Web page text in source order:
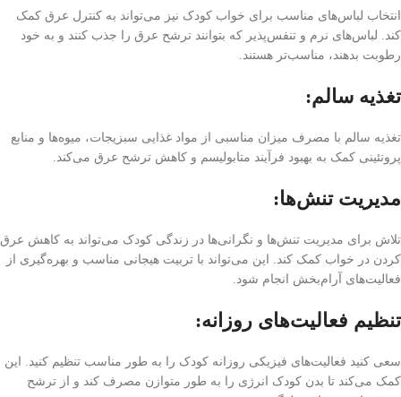
انتخاب لباس‌های مناسب برای خواب کودک نیز می‌تواند به کنترل عرق کمک
کند. لباس‌های نرم و تنفس‌پذیر که بتوانند ترشح عرق را جذب کنند و به خود
رطوبت بدهند، مناسب‌تر هستند.
تغذیه سالم:
تغذیه سالم با مصرف میزان مناسبی از مواد غذایی سبزیجات، میوه‌ها و منابع
پروتئینی کمک به بهبود فرآیند متابولیسم و کاهش ترشح عرق می‌کند.
مدیریت تنش‌ها:
تلاش برای مدیریت تنش‌ها و نگرانی‌ها در زندگی کودک می‌تواند به کاهش عرق
کردن در خواب کمک کند. این می‌تواند با تربیت هیجانی مناسب و بهره‌گیری از
فعالیت‌های آرام‌بخش انجام شود.
تنظیم فعالیت‌های روزانه:
سعی کنید فعالیت‌های فیزیکی روزانه کودک را به طور مناسب تنظیم کنید. این
کمک می‌کند تا بدن کودک انرژی را به طور متوازن مصرف کند و از ترشح